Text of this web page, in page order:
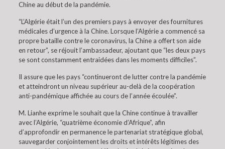
Chine au début de la pandémie.
“L’Algérie était l’un des premiers pays à envoyer des fournitures
médicales d’urgence à la Chine. Lorsque l’Algérie a commencé sa
propre bataille contre le coronavirus, la Chine a offert son aide
en retour”, se réjouit l’ambassadeur, ajoutant que “les deux pays
se sont constamment entraidées dans les moments difficiles”.
Il assure que les pays “continueront de lutter contre la pandémie
et atteindront un niveau supérieur au-delà de la coopération
anti-pandémique affichée au cours de l’année écoulée”.
M. Lianhe exprime le souhait que la Chine continue à travailler
avec l’Algérie, “quatrième économie d’Afrique”, afin
d’approfondir en permanence le partenariat stratégique global,
sauvegarder conjointement les droits et intérêts légitimes des